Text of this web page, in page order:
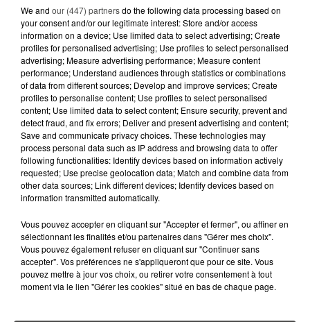
13 juillet 2026
CANICULE ET SÉCHERESSE : LES
APICULTEURS S'INQUIÈTENT
D'UNE RÉCOLTE...
10 juillet 2026
APRÈS LORIENT, C'EST AUX
SABLES-D'OLONNE D'ACCUEILLIR
LE PLUS GRAND...
RETROUVEZ TOUTE L'ACTU DE LA RÉGION ET
RECEVEZ LES ALERTES INFOS DE LA RÉDACTION
EN TÉLÉCHARGEANT L'APPLICATION MOBILE
RCA
We and our (447) partnersdo the following data processing based on
your consent and/or our legitimate interest: Store and/or access
information on a device; Use limited data to select advertising; Create
profiles for personalised advertising; Use profiles to select personalised
advertising; Measure advertising performance; Measure content
performance; Understand audiences through statistics or combinations
of data from different sources; Develop and improve services; Create
profiles to personalise content; Use profiles to select personalised
content; Use limited data to select content; Ensure security, prevent and
detect fraud, and fix errors; Deliver and present advertising and content;
Save and communicate privacy choices. These technologies may
process personal data such as IP address and browsing data to offer
following functionalities: Identify devices based on information actively
requested; Use precise geolocation data; Match and combine data from
other data sources; Link different devices; Identify devices based on
information transmitted automatically.
Vous pouvez accepter en cliquant sur "Accepter et fermer", ou affiner en
sélectionnant les finalités et/ou partenaires dans "Gérer mes choix".
Vous pouvez également refuser en cliquant sur "Continuer sans
accepter". Vos préférences ne s'appliqueront que pour ce site. Vous
pouvez mettre à jour vos choix, ou retirer votre consentement à tout
moment via le lien "Gérer les cookies" situé en bas de chaque page.